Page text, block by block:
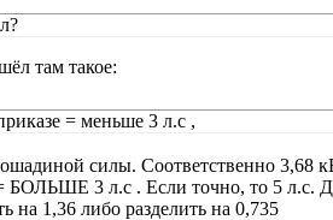
там такое:
= меньше 3 л.с ,
силы. Соответственно 3,68
БОЛЬШЕ 3 л.с . Если точно, то 5 л.с.
на 1,36 либо разделить на 0,735